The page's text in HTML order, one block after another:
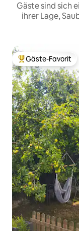
Gäste sind sich
ihrer Lage,
Beliebter Gäste-
Gäste-Favorit